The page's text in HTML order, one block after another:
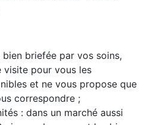
bien briefée par vos soins,
visite pour vous les
et ne vous propose que
correspondre ;
: dans un marché aussi